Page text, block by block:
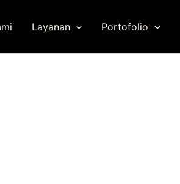
Layanan Portofolio